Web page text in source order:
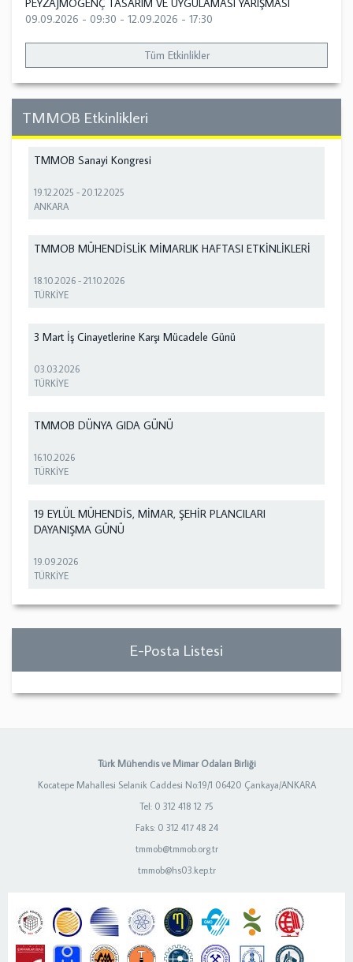
PEYZAJMOGENÇ TASARIM VE UYGULAMASI YARIŞMASI
09.09.2026 - 09:30 - 12.09.2026 - 17:30
Tüm Etkinlikler
TMMOB Etkinlikleri
TMMOB Sanayi Kongresi
19.12.2025 -20.12.2025
ANKARA
TMMOB MÜHENDİSLİK MİMARLIK HAFTASI ETKİNLİKLERİ
18.10.2026 -21.10.2026
TÜRKİYE
3 Mart İş Cinayetlerine Karşı Mücadele Günü
03.03.2026
TÜRKİYE
TMMOB DÜNYA GIDA GÜNÜ
16.10.2026
TÜRKİYE
19 EYLÜL MÜHENDİS, MİMAR, ŞEHİR PLANCILARI
DAYANIŞMA GÜNÜ
19.09.2026
TÜRKİYE
E-Posta Listesi
Türk Mühendis ve Mimar Odaları Birliği
Kocatepe Mahallesi Selanik Caddesi No:19/1 06420 Çankaya/ANKARA
Tel: 0 312 418 12 75
Faks: 0 312 417 48 24
tmmob@tmmob.org.tr
tmmob@hs03.kep.tr